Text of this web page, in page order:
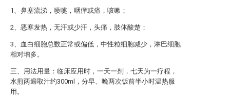
1、鼻塞流涕，喷嚏，咽痒或痛，咳嗽；
2、恶寒发热，无汗或少汗，头痛，肢体酸楚；
3、血白细胞总数正常或偏低，中性粒细胞减少，淋巴细胞
相对增多。
三、用法用量：临床应用时，一天一剂，七天为一疗程，
水煎两遍取汁约300ml，分早、晚两次饭前半小时温热服
用。